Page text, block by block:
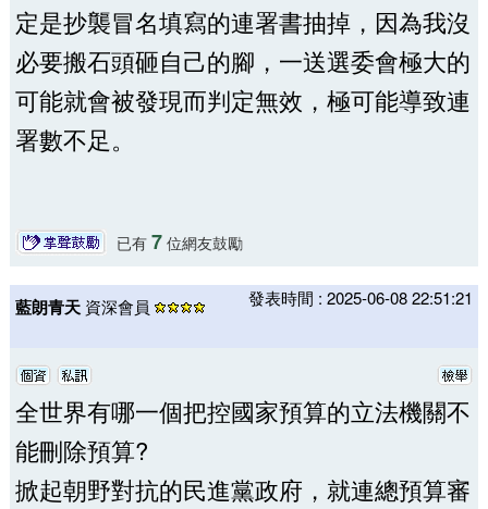
定是抄襲冒名填寫的連署書抽掉，因為我沒
必要搬石頭砸自己的腳，一送選委會極大的
可能就會被發現而判定無效，極可能導致連
署數不足。
已有 7位網友鼓勵
藍朗青天 資深會員 發表時間 : 2025-06-08 22:51:21
全世界有哪一個把控國家預算的立法機關不
能刪除預算?
掀起朝野對抗的民進黨政府，就連總預算審